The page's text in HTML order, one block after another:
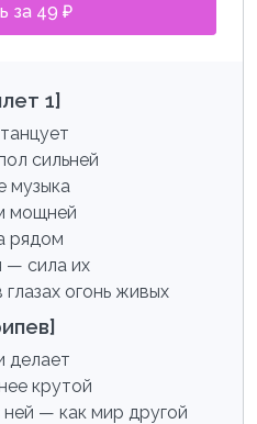
за 49 ₽
1]
сильней
музыка
мощней
рядом
— сила их
огонь живых
делает
крутой
— как мир другой